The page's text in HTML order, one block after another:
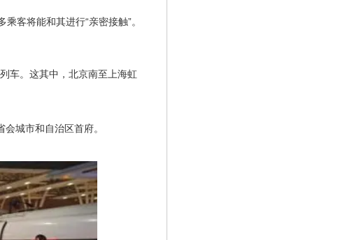
客将能和其进行“亲密接触”。
车。这其中，北京南至上海虹
城市和自治区首府。